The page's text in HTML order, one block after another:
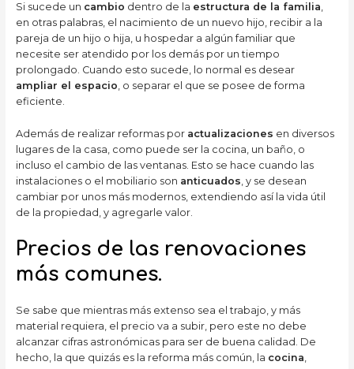
Si sucede un cambio dentro de la estructura de la familia,
en otras palabras, el nacimiento de un nuevo hijo, recibir a la
pareja de un hijo o hija, u hospedar a algún familiar que
necesite ser atendido por los demás por un tiempo
prolongado. Cuando esto sucede, lo normal es desear
ampliar el espacio, o separar el que se posee de forma
eficiente.
Además de realizar reformas por actualizaciones en diversos
lugares de la casa, como puede ser la cocina, un baño, o
incluso el cambio de las ventanas. Esto se hace cuando las
instalaciones o el mobiliario son anticuados , y se desean
cambiar por unos más modernos, extendiendo así la vida útil
de la propiedad, y agregarle valor.
Precios de las renovaciones
más comunes.
Se sabe que mientras más extenso sea el trabajo, y más
material requiera, el precio va a subir, pero este no debe
alcanzar cifras astronómicas para ser de buena calidad. De
hecho, la que quizás es la reforma más común, la cocina,